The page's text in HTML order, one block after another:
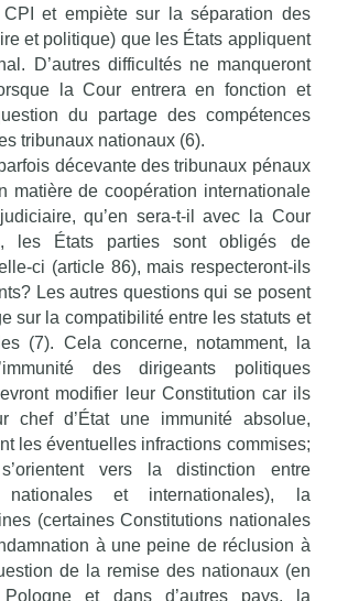
et empiète sur la séparation des
et politique) que les États appliquent
D’autres difficultés ne manqueront
la Cour entrera en fonction et
du partage des compétences
tribunaux nationaux (6).
décevante des tribunaux pénaux
matière de coopération internationale
qu’en sera-t-il avec la Cour
les États parties sont obligés de
ci (article 86), mais respecteront-ils
Les autres questions qui se posent
sur la compatibilité entre les statuts et
(7). Cela concerne, notamment, la
des dirigeants politiques
modifier leur Constitution car ils
chef d’État une immunité absolue,
les éventuelles infractions commises;
vers la distinction entre
nationales et internationales), la
(certaines Constitutions nationales
à une peine de réclusion à
de la remise des nationaux (en
et dans d’autres pays, la